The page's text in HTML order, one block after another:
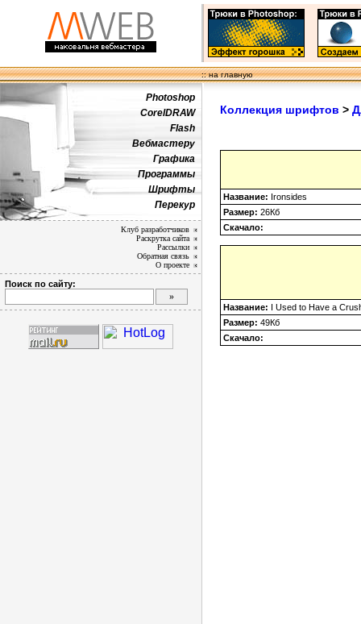
:: на главную
Photoshop
CorelDRAW
Flash
Вебмастеру
Графика
Программы
Шрифты
Перекур
Клуб разработчиков
Раскрутка сайта
Рассылки
Обратная связь
О проекте
Поиск по сайту:
Коллекция шрифтов >
Название: Ironsides
Размер: 26Кб
Скачало:
Название: I Used to Have a
Размер: 49Кб
Скачало: